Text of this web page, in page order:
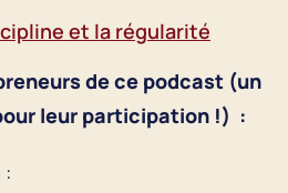
et la régularité
de ce podcast (un
leur participation !) :
: